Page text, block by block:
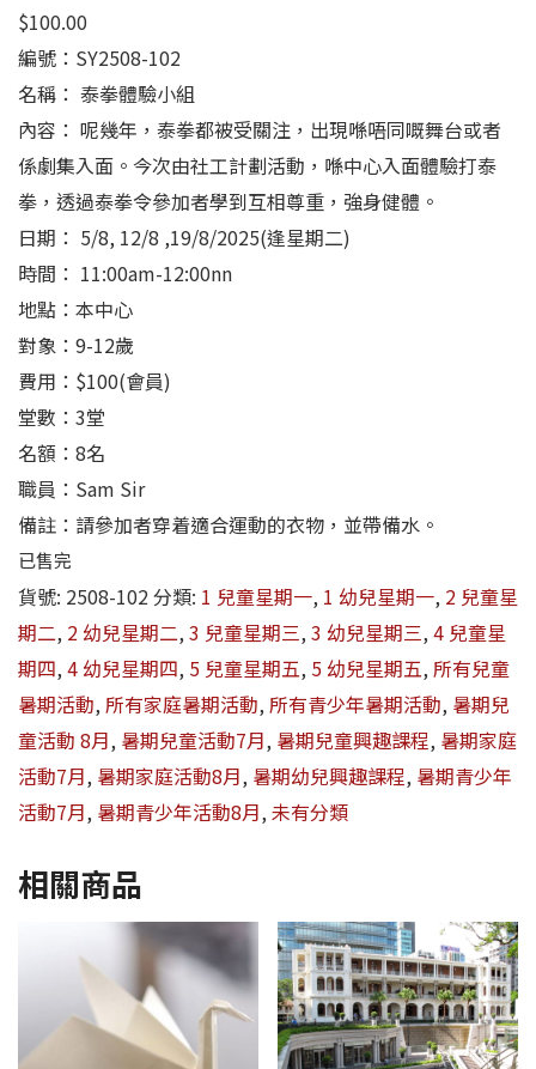
$100.00
編號：SY2508-102
名稱： 泰拳體驗小組
內容： 呢幾年，泰拳都被受關注，出現喺唔同嘅舞台或者
係劇集入面。今次由社工計劃活動，喺中心入面體驗打泰
拳，透過泰拳令參加者學到互相尊重，強身健體。
日期： 5/8, 12/8 ,19/8/2025(逢星期二)
時間： 11:00am-12:00nn
地點：本中心
對象：9-12歲
費用：$100(會員)
堂數：3堂
名額：8名
職員：Sam Sir
備註：請參加者穿着適合運動的衣物，並帶備水。
已售完
貨號: 2508-102 分類: 1 兒童星期一, 1 幼兒星期一, 2 兒童星
期二, 2 幼兒星期二, 3 兒童星期三, 3 幼兒星期三, 4 兒童星
期四, 4 幼兒星期四, 5 兒童星期五, 5 幼兒星期五, 所有兒童
暑期活動, 所有家庭暑期活動, 所有青少年暑期活動, 暑期兒
童活動 8月, 暑期兒童活動7月, 暑期兒童興趣課程, 暑期家庭
活動7月, 暑期家庭活動8月, 暑期幼兒興趣課程, 暑期青少年
活動7月, 暑期青少年活動8月, 未有分類
相關商品